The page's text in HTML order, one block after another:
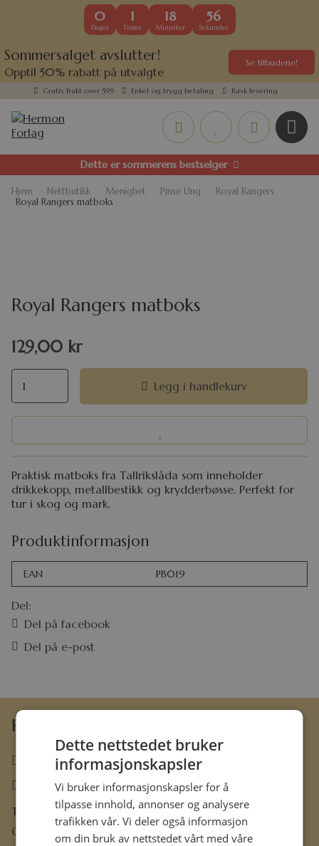
0
Dager
1
Timer
18
Minutter
56
Sekunder
Sommersalget avslutter!
Opptil 50% rabatt på utvalgte
kundefavoritter
Se tilbudene!
Gratis frakt over 599 Enkel og trygg betaling Rask levering
Dette er sommerens bestselger
Hjem Nettbutikk Menighet Pinse Ung Royal Rangers
Royal Rangers matboks
Royal Rangers matboks
Praktisk matboks fra Tallrikslåda som inneholder
drikkekopp, metallbestikk og krydderbøsse. Perfekt for
tur i skog og mark.
129,00 kr
Legg i handlekurv
Del:
Del på facebook
Del på e-post
Produktinformasjon
EAN PB019
Hermon Forlag AS
63 80 30 99
ordre@hermon.no
Trondheimsveien 50 C, 2007 Kjeller
Org.nr. 889 204 982
Dette nettstedet bruker
informasjonskapsler
Vi bruker informasjonskapsler for å
tilpasse innhold, annonser og analysere
trafikken vår. Vi deler også informasjon
om din bruk av nettstedet vårt med våre